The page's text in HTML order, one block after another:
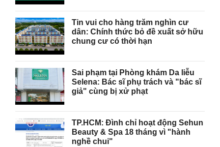
Tin vui cho hàng trăm nghìn cư
dân: Chính thức bỏ đề xuất sở hữu
chung cư có thời hạn
Sai phạm tại Phòng khám Da liễu
Selena: Bác sĩ phụ trách và "bác sĩ
giả" cùng bị xử phạt
TP.HCM: Đình chỉ hoạt động Sehun
Beauty & Spa 18 tháng vì "hành
nghề chui"